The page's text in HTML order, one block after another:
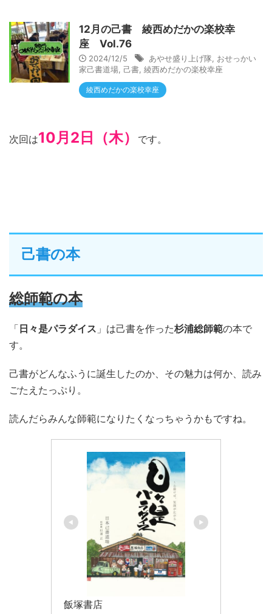
12月の己書 綾西めだかの楽校幸
座 Vol.76
2024/12/5 あやせ盛り上げ隊, おせっかい
家己書道場, 己書, 綾西めだかの楽校幸座
綾西めだかの楽校幸座
次回は10月2日（木） です。
己書の本
総師範の本
「 日々是パラダイス 」は己書を作った杉浦総師範の本で
す。
己書がどんなふうに誕生したのか、その魅力は何か、読み
ごたえたっぷり。
読んだらみんな師範になりたくなっちゃうかもですね。
飯塚書店